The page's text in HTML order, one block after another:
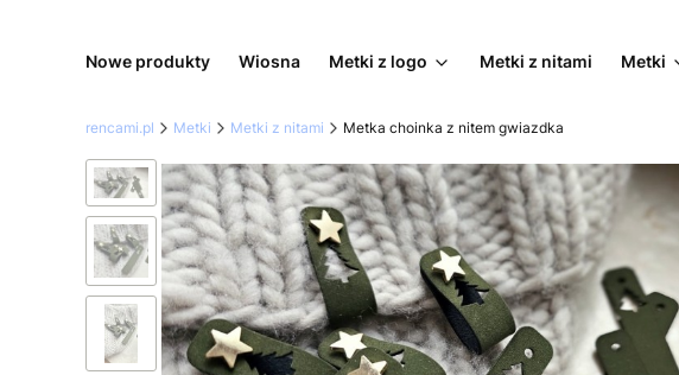
Nowe produkty Wiosna Metki z logo Metki z nitami Metki
rencami.pl Metki Metki z nitami Metka choinka z nitem gwiazdka